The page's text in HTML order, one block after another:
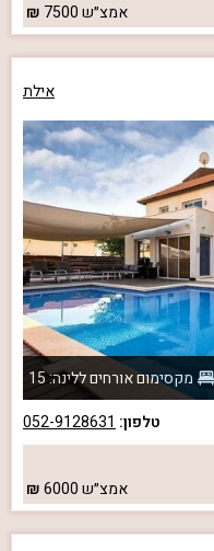
אמצ״ש7500
אילת
מקסימום אורחים ללינה: 15
טלפון: 052-9128631
אמצ״ש6000